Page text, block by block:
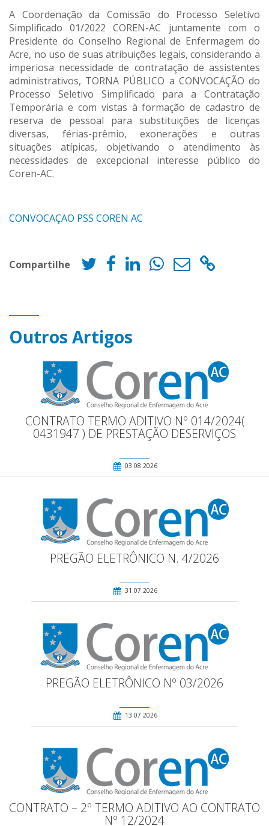
A Coordenação da Comissão do Processo Seletivo
Simplificado 01/2022 COREN-AC juntamente com o
Presidente do Conselho Regional de Enfermagem do
Acre, no uso de suas atribuições legais, considerando a
imperiosa necessidade de contratação de assistentes
administrativos, TORNA PÚBLICO a CONVOCAÇÃO do
Processo Seletivo Simplificado para a Contratação
Temporária e com vistas à formação de cadastro de
reserva de pessoal para substituições de licenças
diversas, férias-prêmio, exonerações e outras
situações atípicas, objetivando o atendimento às
necessidades de excepcional interesse público do
Coren-AC.
CONVOCAÇAO PSS COREN AC
Compartilhe
Outros Artigos
CONTRATO TERMO ADITIVO Nº 014/2024(
0431947 ) DE PRESTAÇÃO DESERVIÇOS
03.08.2026
PREGÃO ELETRÔNICO N. 4/2026
31.07.2026
PREGÃO ELETRÔNICO Nº 03/2026
13.07.2026
CONTRATO – 2º TERMO ADITIVO AO CONTRATO
Nº 12/2024